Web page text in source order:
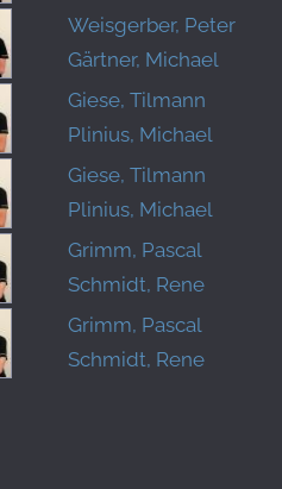
Weisgerber, Peter
Gärtner, Michael
Giese, Tilmann
Plinius, Michael
Giese, Tilmann
Plinius, Michael
Grimm, Pascal
Schmidt, Rene
Grimm, Pascal
Schmidt, Rene